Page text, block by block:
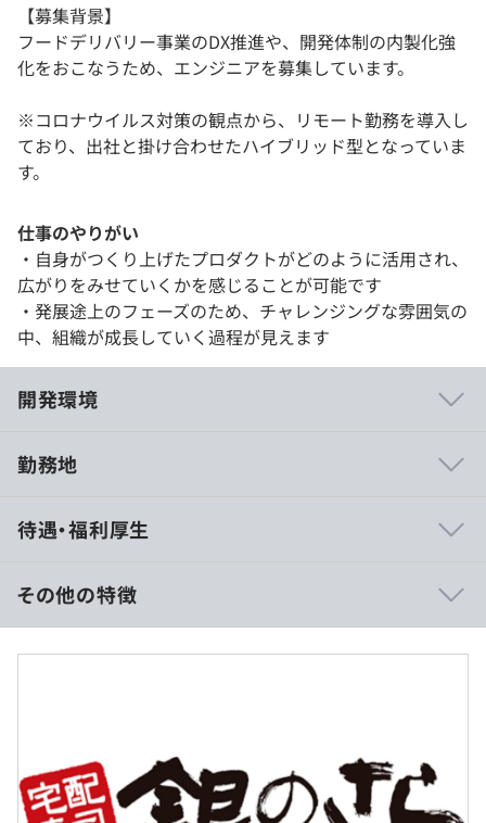
【募集背景】
フードデリバリー事業のDX推進や、開発体制の内製化強
化をおこなうため、エンジニアを募集しています。
※コロナウイルス対策の観点から、リモート勤務を導入し
ており、出社と掛け合わせたハイブリッド型となっていま
す。
仕事のやりがい
・自身がつくり上げたプロダクトがどのように活用され、
広がりをみせていくかを感じることが可能です
・発展途上のフェーズのため、チャレンジングな雰囲気の
中、組織が成長していく過程が見えます
開発環境
アジャイル
勤務地
待遇・福利厚生
■賃金形態：年俸制（年俸を12分割）
■賃金の決定方法：当社規定により決定いたします
・固定残業代：45時間分、約8万円（超過分は別途支
給）
その他の特徴